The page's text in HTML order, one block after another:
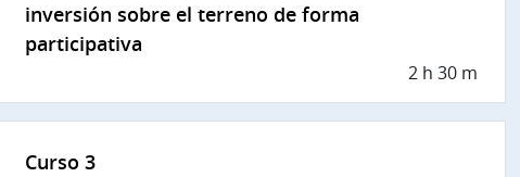
inversión sobre el terreno de forma
participativa
2 h 30 m
Curso 3